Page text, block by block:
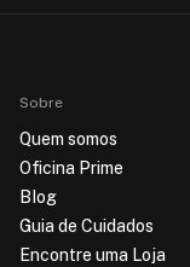
Sobre
Quem somos
Oficina Prime
Blog
Guia de Cuidados
Encontre uma Loja